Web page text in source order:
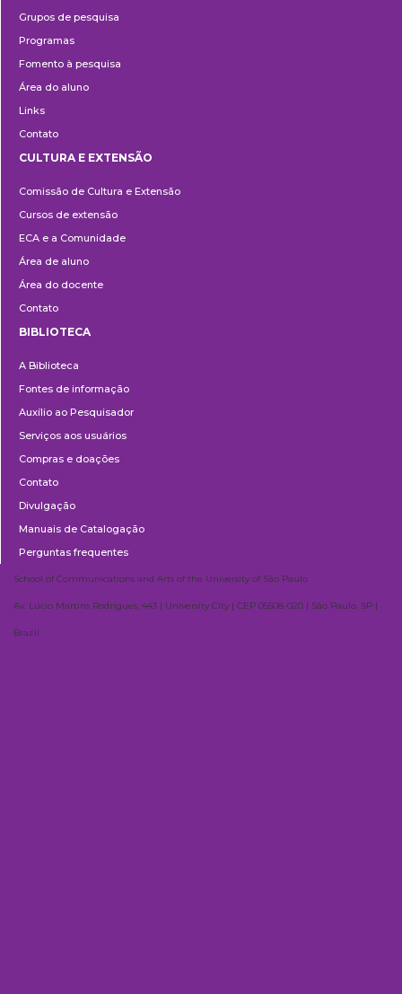
Grupos de pesquisa
Programas
Fomento à pesquisa
Área do aluno
Links
Contato
e
Extensão
CULTURA E EXTENSÃO
Comissão de Cultura e Extensão
Cursos de extensão
ECA e a Comunidade
Área de aluno
Área do docente
Contato
BIBLIOTECA
A Biblioteca
Fontes de informação
Auxílio ao Pesquisador
Serviços aos usuários
Compras e doações
Contato
Divulgação
Manuais de Catalogação
Perguntas frequentes
School of Communications and Arts of the University of São Paulo
Av. Lúcio Martins Rodrigues, 443 | University City | CEP 05508-020 | São Paulo, SP |
Brazil